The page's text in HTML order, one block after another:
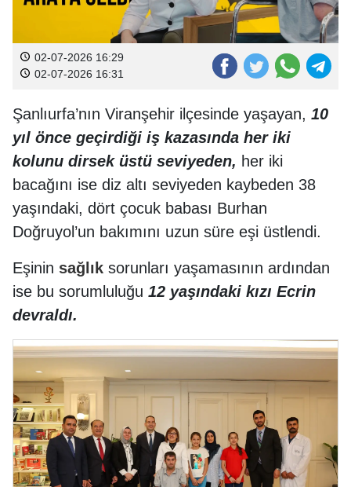
02-07-2026 16:29
02-07-2026 16:31
Şanlıurfa’nın Viranşehir ilçesinde yaşayan, 10
yıl önce geçirdiği iş kazasında her iki
kolunu dirsek üstü seviyeden, her iki
bacağını ise diz altı seviyeden kaybeden 38
yaşındaki, dört çocuk babası Burhan
Doğruyol’un bakımını uzun süre eşi üstlendi.
Eşinin sağlık sorunları yaşamasının ardından
ise bu sorumluluğu 12 yaşındaki kızı Ecrin
devraldı.